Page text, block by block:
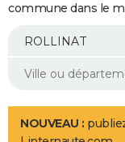
Essais
Réserver un essai
Citadines
Berlines
SUV
Forum auto
+
Mobiles
Meilleur smartphone
Internet
Ordinateurs
Jeux vidéo
Guide high-tech
Aménagement intérieur
LIFESTYLE
commune dans le
NOUVEAU :